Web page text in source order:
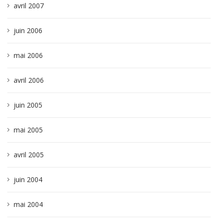
avril 2007
juin 2006
mai 2006
avril 2006
juin 2005
mai 2005
avril 2005
juin 2004
mai 2004